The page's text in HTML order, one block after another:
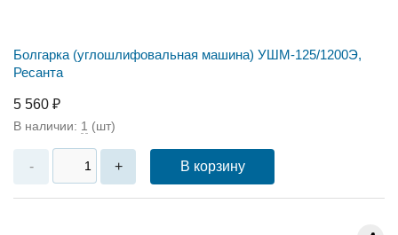
Болгарка (углошлифовальная машина) УШМ-125/1200Э,
Ресанта
5 560 ₽
В наличии: 1 (шт)
- + В корзину